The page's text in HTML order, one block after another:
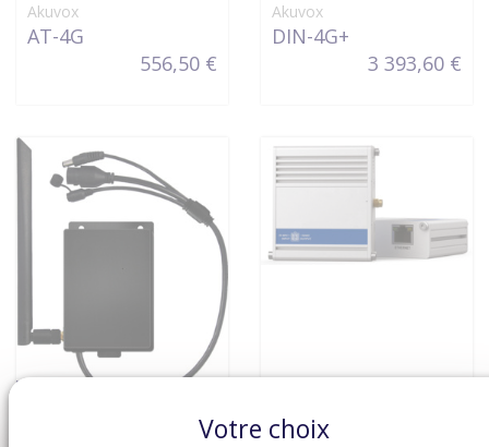
Akuvox
AT-4G
556,50 €
Akuvox
DIN-4G+
3 393,60 €
Akuvox
Votre choix